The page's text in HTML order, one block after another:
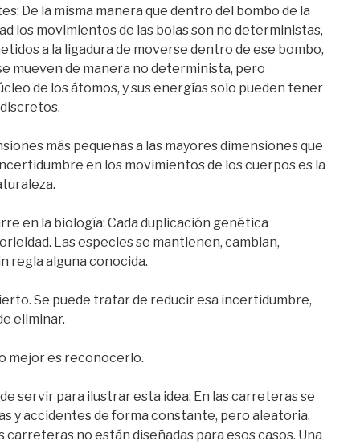
De la misma manera que dentro del bombo de la
los movimientos de las bolas son no deterministas,
a la ligadura de moverse dentro de ese bombo,
mueven de manera no determinista, pero
de los átomos, y sus energías solo pueden tener
más pequeñas a las mayores dimensiones que
en los movimientos de los cuerpos es la
en la biología: Cada duplicación genética
Las especies se mantienen, cambian,
regla alguna conocida.
Se puede tratar de reducir esa incertidumbre,
eliminar.
mejor es reconocerlo.
servir para ilustrar esta idea: En las carreteras se
y accidentes de forma constante, pero aleatoria.
carreteras no están diseñadas para esos casos. Una